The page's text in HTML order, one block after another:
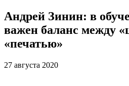
Андрей Зинин: в
важен баланс между
«печатью»
27 августа 2020